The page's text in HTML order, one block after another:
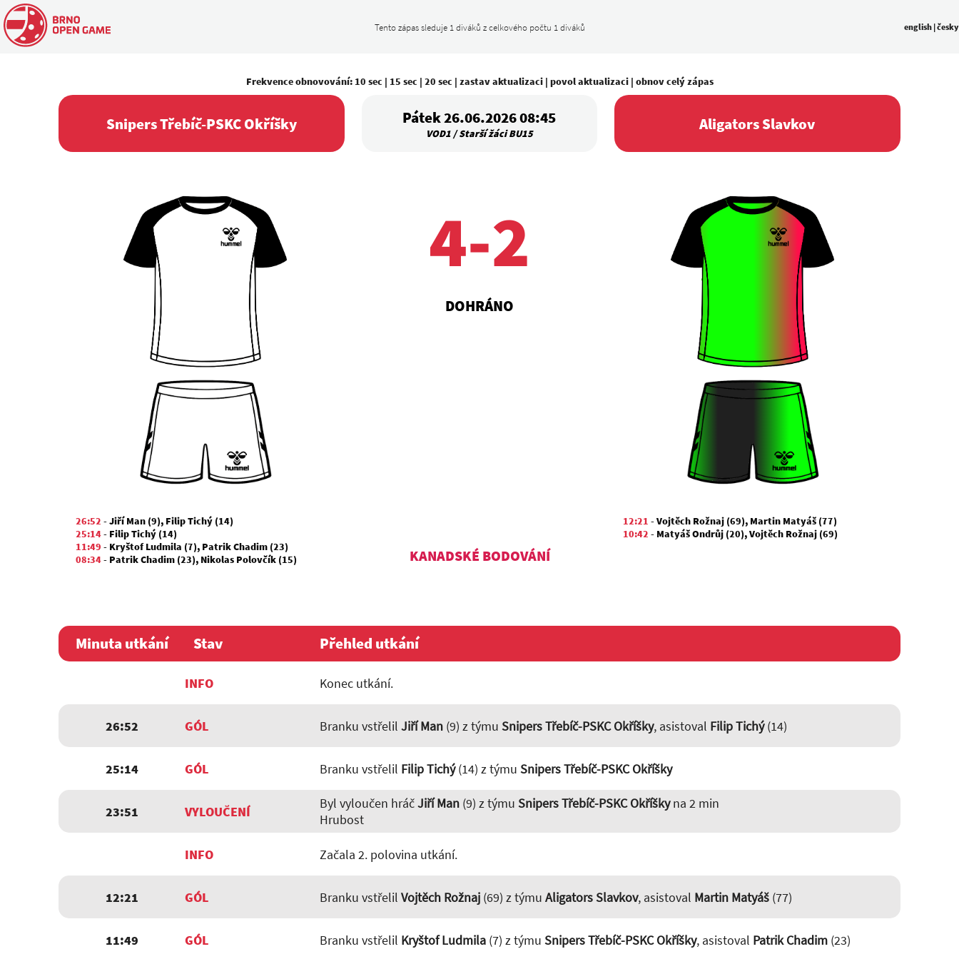
Tento zápas sleduje 1 diváků z celkového počtu 1 diváků english |česky
Frekvence obnovování: 10 sec | 15 sec | 20 sec | zastav aktualizaci| povol aktualizaci| obnov celý zápas
Snipers Třebíč-PSKC Okříšky Pátek 26.06.2026 08:45
VOD1 / Starší žáci BU15 Aligators Slavkov
4-2
DOHRÁNO
26:52 -Jiří Man (9), Filip Tichý (14)
25:14- Filip Tichý (14)
11:49 - Kryštof Ludmila (7), Patrik Chadim (23)
08:34- Patrik Chadim (23), Nikolas Polovčík (15) KANADSKÉ BODOVÁNÍ
12:21 -Vojtěch Rožnaj (69), Martin Matyáš (77)
10:42 - Matyáš Ondrůj (20),Vojtěch Rožnaj (69)
Minuta utkání Stav Přehled utkání
INFO Konec utkání.
26:52 GÓL Branku vstřelil Jiří Man(9) z týmu Snipers Třebíč-PSKC Okříšky, asistoval Filip Tichý(14)
25:14 GÓL Branku vstřelil Filip Tichý(14) z týmu Snipers Třebíč-PSKC Okříšky
23:51 VYLOUČENÍ Byl vyloučen hráčJiří Man(9) z týmu Snipers Třebíč-PSKC Okříškyna 2 min
Hrubost
INFO Začala 2. polovina utkání.
12:21 GÓL Branku vstřelil Vojtěch Rožnaj(69) z týmu Aligators Slavkov, asistoval Martin Matyáš(77)
11:49 GÓL Branku vstřelil Kryštof Ludmila(7) z týmu Snipers Třebíč-PSKC Okříšky, asistoval Patrik Chadim(23)